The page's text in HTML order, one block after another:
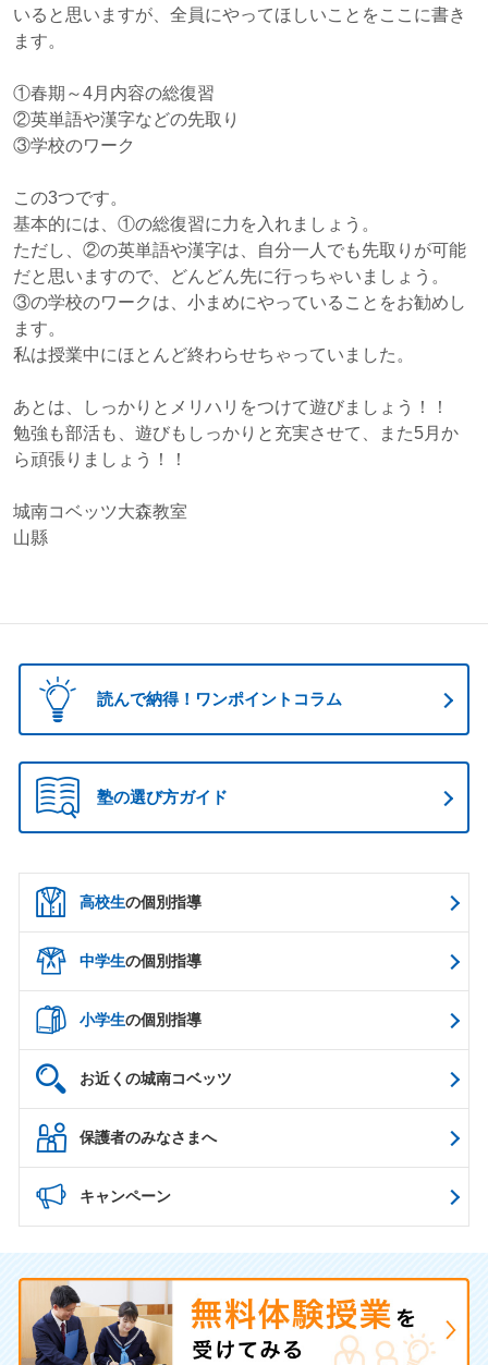
いると思いますが、全員にやってほしいことをここに書き
ます。
①春期～4月内容の総復習
②英単語や漢字などの先取り
③学校のワーク
この3つです。
基本的には、①の総復習に力を入れましょう。
ただし、②の英単語や漢字は、自分一人でも先取りが可能
だと思いますので、どんどん先に行っちゃいましょう。
③の学校のワークは、小まめにやっていることをお勧めし
ます。
私は授業中にほとんど終わらせちゃっていました。
あとは、しっかりとメリハリをつけて遊びましょう！！
勉強も部活も、遊びもしっかりと充実させて、また5月か
ら頑張りましょう！！
城南コベッツ大森教室
山縣
読んで納得！ワンポイントコラム
塾の選び方ガイド
高校生の個別指導
中学生の個別指導
小学生の個別指導
お近くの城南コベッツ
保護者のみなさまへ
キャンペーン